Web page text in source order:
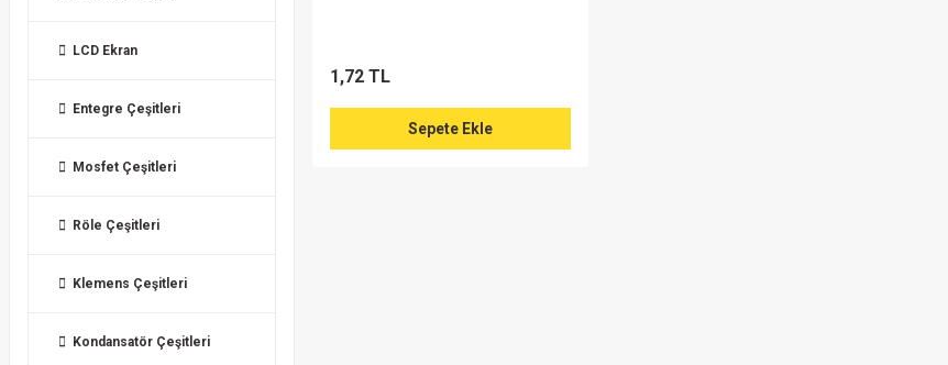
LCD Ekran
Entegre Çeşitleri
Mosfet Çeşitleri
Röle Çeşitleri
Klemens Çeşitleri
Kondansatör Çeşitleri
1,72 TL
Sepete Ekle